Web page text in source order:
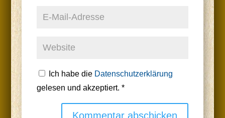
Ich habe die Datenschutzerklärung
gelesen und akzeptiert. *
Kommentar abschicken